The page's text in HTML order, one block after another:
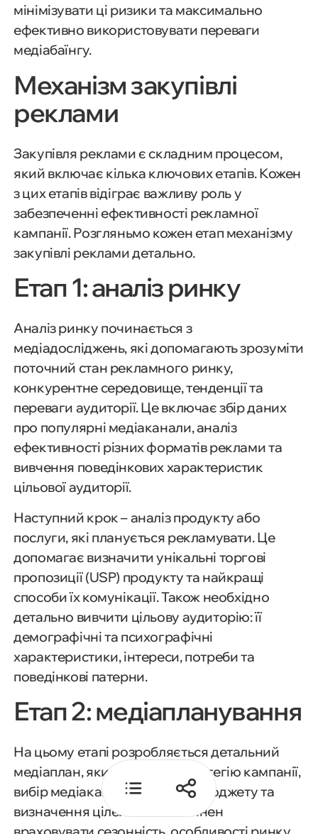
Моделі медіабаїнгу
медіабаїнгу
Direct та Programmatic Media
Buying
Плюси та мінуси медіабаїнгу
Механізм закупівлі реклами
Висновки
мінімізувати ці ризики та максимально
ефективно використовувати переваги
медіабаїнгу.
Механізм закупівлі
реклами
Закупівля реклами є складним процесом,
який включає кілька ключових етапів. Кожен
з цих етапів відіграє важливу роль у
забезпеченні ефективності рекламної
кампанії. Розгляньмо кожен етап механізму
закупівлі реклами детально.
Етап 1: аналіз ринку
Аналіз ринку починається з
медіадосліджень, які допомагають зрозуміти
поточний стан рекламного ринку,
конкурентне середовище, тенденції та
переваги аудиторії. Це включає збір даних
про популярні медіаканали, аналіз
ефективності різних форматів реклами та
вивчення поведінкових характеристик
цільової аудиторії.
Наступний крок – аналіз продукту або
послуги, які планується рекламувати. Це
допомагає визначити унікальні торгові
пропозиції (USP) продукту та найкращі
способи їх комунікації. Також необхідно
детально вивчити цільову аудиторію: її
демографічні та психографічні
характеристики, інтереси, потреби та
поведінкові патерни.
Етап 2: медіапланування
На цьому етапі розробляється детальний
медіаплан, який включає стратегію кампанії,
вибір медіаканалів, розподіл бюджету та
визначення цілей. План повинен